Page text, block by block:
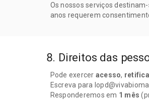
Os nossos serviços
anos requerem
8. Direitos das
Pode exercer acesso,
Escreva para
Responderemos em 1 mês